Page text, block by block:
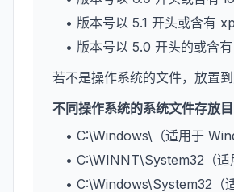
• 版本号以 5.1 开头或含有
• 版本号以 5.0 开头的或含
若不是操作系统的文件，放置
不同操作系统的系统文件存放目
• C:\Windows\（适用于
• C:\WINNT\System32（适
• C:\Windows\System32（